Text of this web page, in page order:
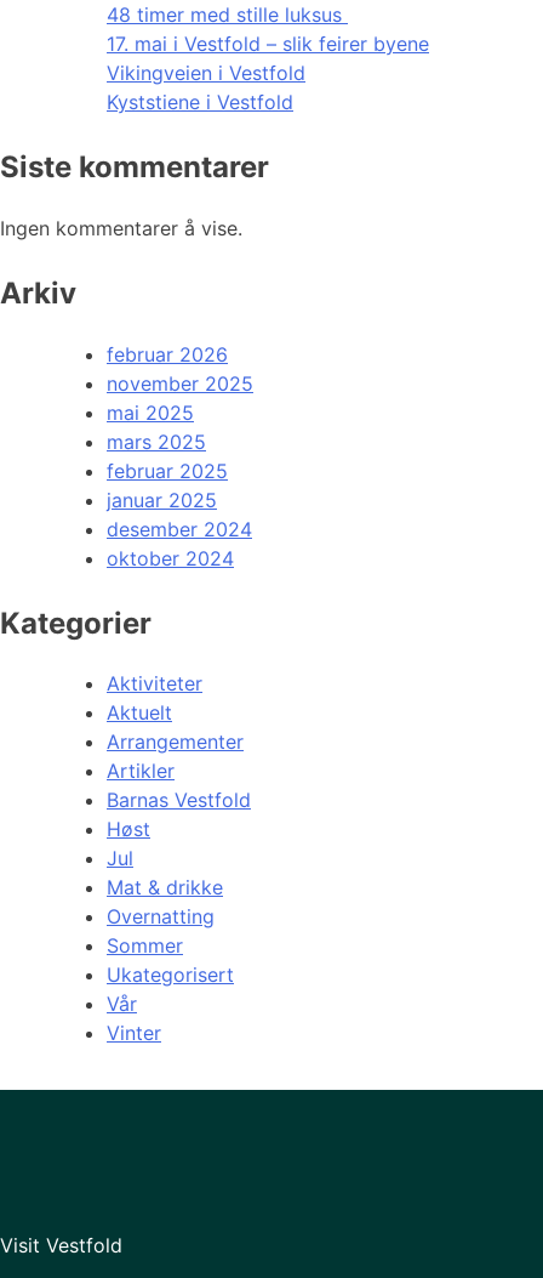
48 timer med stille luksus
17. mai i Vestfold – slik feirer byene
Vikingveien i Vestfold
Kyststiene i Vestfold
Siste kommentarer
Ingen kommentarer å vise.
Arkiv
februar 2026
november 2025
mai 2025
mars 2025
februar 2025
januar 2025
desember 2024
oktober 2024
Kategorier
Aktiviteter
Aktuelt
Arrangementer
Artikler
Barnas Vestfold
Høst
Jul
Mat & drikke
Overnatting
Sommer
Ukategorisert
Vår
Vinter
Visit Vestfold